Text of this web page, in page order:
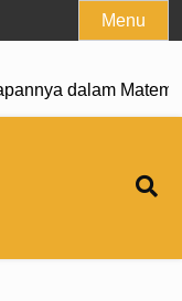
Menu
dalam